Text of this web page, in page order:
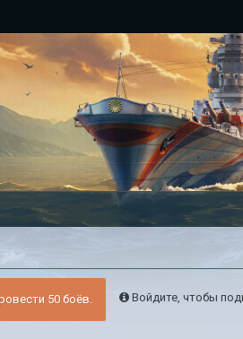
Войдите, чтобы
50 боёв.